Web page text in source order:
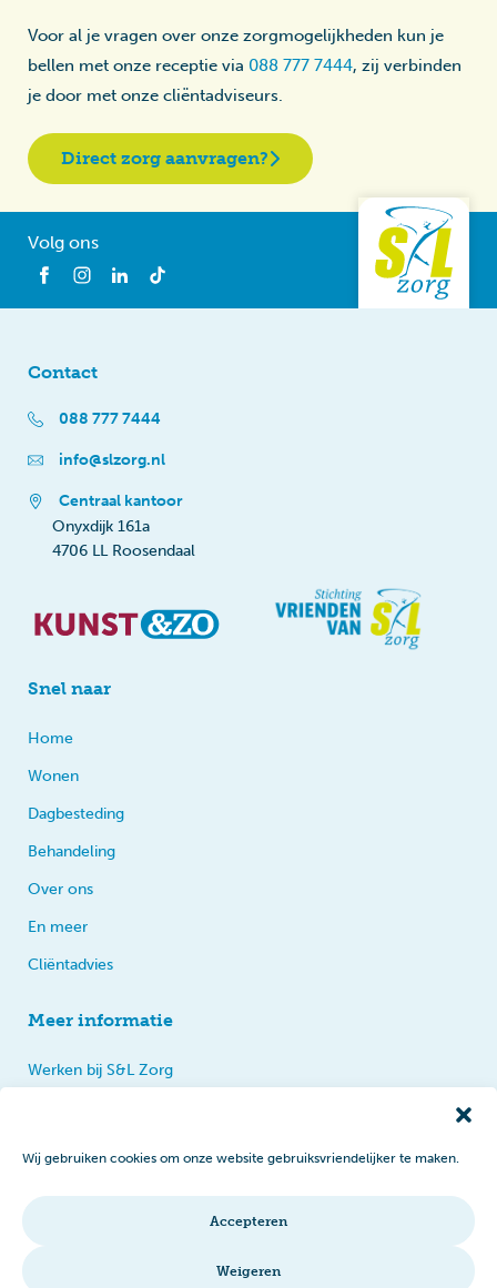
Wij gebruiken cookies om onze website gebruiksvriendelijker te maken.
Accepteren
Weigeren
Voor al je vragen over onze zorgmogelijkheden kun je
bellen met onze receptie via 088 777 7444, zij verbinden
je door met onze cliëntadviseurs.
Direct zorg aanvragen?
Volg ons
Contact
088 777 7444
info@slzorg.nl
Centraal kantoor
Onyxdijk 161a
4706 LL Roosendaal
Snel naar
Home
Wonen
Dagbesteding
Behandeling
Over ons
En meer
Cliëntadvies
Meer informatie
Werken bij S&L Zorg
Intranet